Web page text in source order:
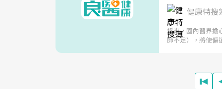
健康特搜
近來，國內醫界擔
師不足），將使偏